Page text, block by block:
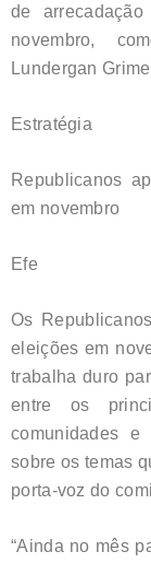
de
novembro,
Lundergan
Estratégia
Republicanos
em novembro
Efe
Os
eleições em
trabalha duro
entre os
comunidades
sobre os temas
porta-voz do
“Ainda no mês